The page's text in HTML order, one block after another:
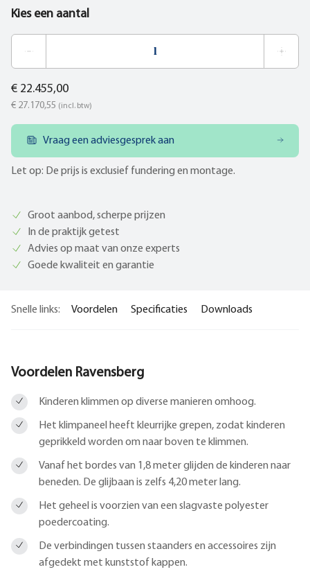
Kies een aantal
€ 22.455,00
€ 27.170,55 (incl. btw)
Vraag een adviesgesprek aan
Let op: De prijs is exclusief fundering en montage.
Groot aanbod, scherpe prijzen
In de praktijk getest
Advies op maat van onze experts
Goede kwaliteit en garantie
Snelle links: Voordelen Specificaties Downloads
Voordelen Ravensberg
Kinderen klimmen op diverse manieren omhoog.
Het klimpaneel heeft kleurrijke grepen, zodat kinderen
geprikkeld worden om naar boven te klimmen.
Vanaf het bordes van 1,8 meter glijden de kinderen naar
beneden. De glijbaan is zelfs 4,20 meter lang.
Het geheel is voorzien van een slagvaste polyester
poedercoating.
De verbindingen tussen staanders en accessoires zijn
afgedekt met kunststof kappen.